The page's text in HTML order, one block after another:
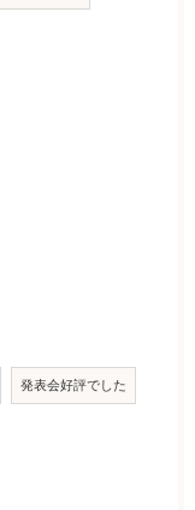
発表会好評でした